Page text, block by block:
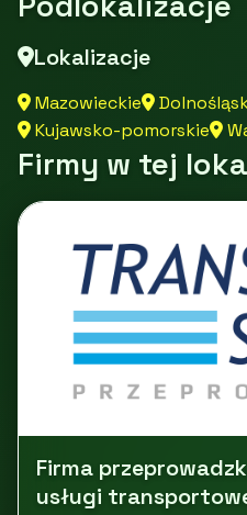
Lokalizacje
Mazowieckie
Kujawsko-pomorskie
Firmy w tej
Firma
usługi